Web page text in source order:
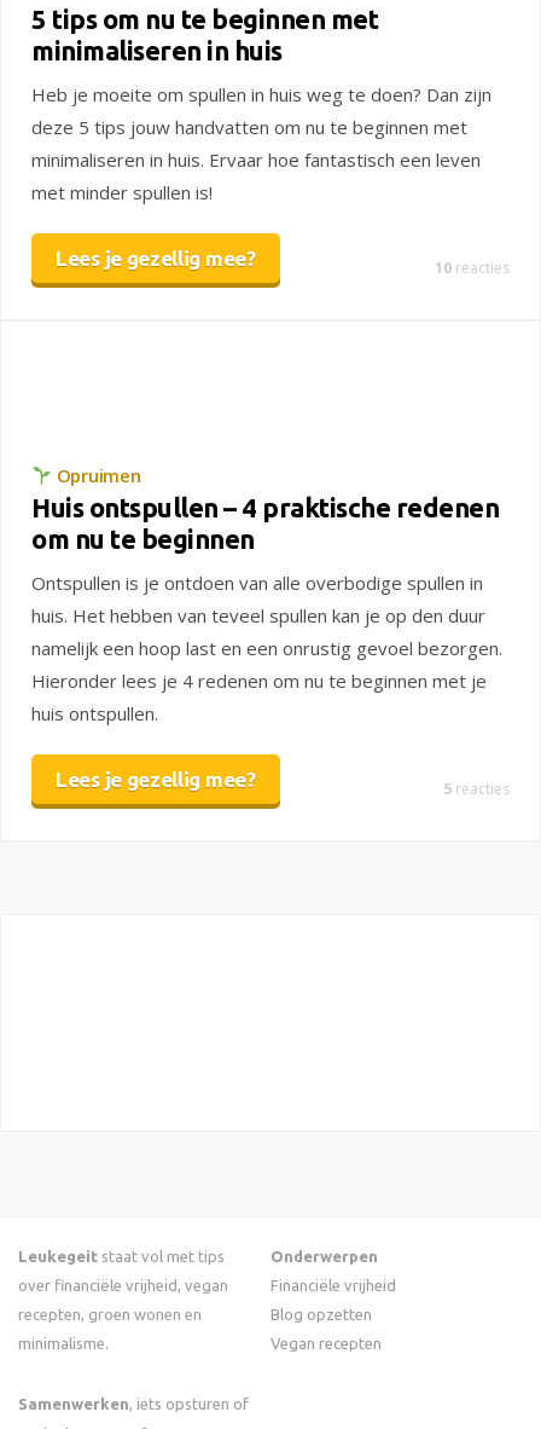
5 tips om nu te beginnen met
minimaliseren in huis
Heb je moeite om spullen in huis weg te doen? Dan zijn
deze 5 tips jouw handvatten om nu te beginnen met
minimaliseren in huis. Ervaar hoe fantastisch een leven
met minder spullen is!
Lees je gezellig mee? 10 reacties
Opruimen
Huis ontspullen – 4 praktische redenen
om nu te beginnen
Ontspullen is je ontdoen van alle overbodige spullen in
huis. Het hebben van teveel spullen kan je op den duur
namelijk een hoop last en een onrustig gevoel bezorgen.
Hieronder lees je 4 redenen om nu te beginnen met je
huis ontspullen.
Lees je gezellig mee? 5 reacties
Leukegeit staat vol met tips
over financiële vrijheid, vegan
recepten, groen wonen en
minimalisme.
Samenwerken, iets opsturen of
Onderwerpen
Financiële vrijheid
Blog opzetten
Vegan recepten